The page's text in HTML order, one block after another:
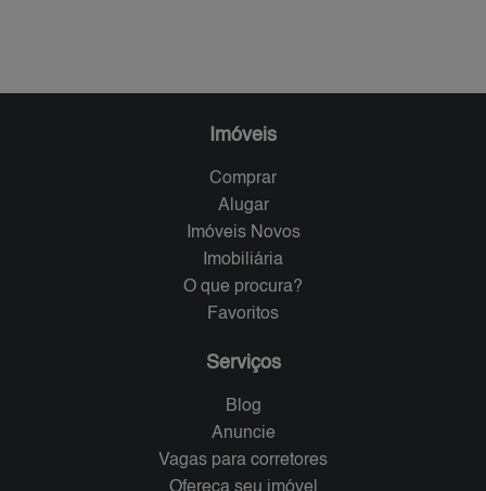
Imóveis
Comprar
Alugar
Imóveis Novos
Imobiliária
O que procura?
Favoritos
Serviços
Blog
Anuncie
Vagas para corretores